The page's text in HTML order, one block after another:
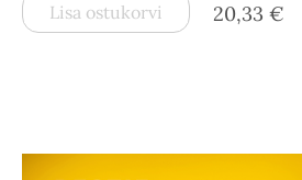
Lisa ostukorvi 20,33 €